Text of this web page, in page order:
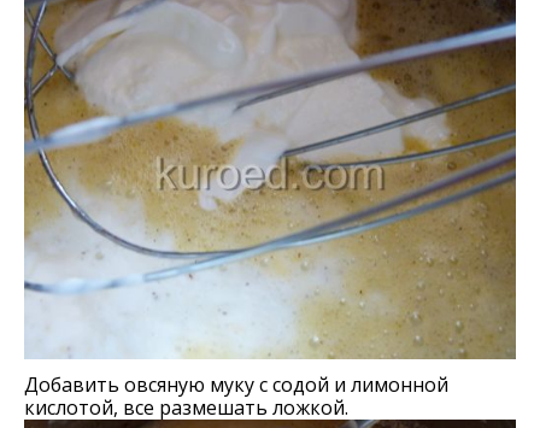
Добавить овсяную муку с содой и лимонной
кислотой, все размешать ложкой.